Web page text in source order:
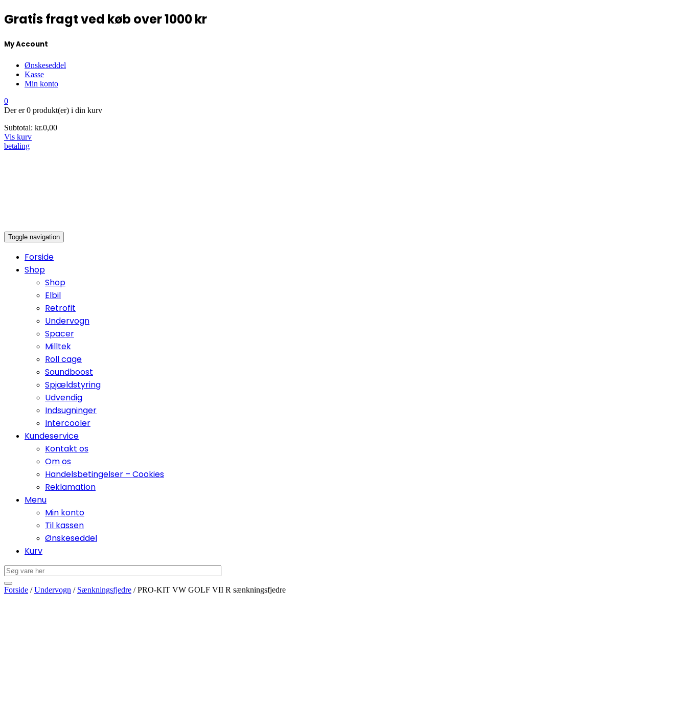
Gratis fragt ved køb over 1000 kr
My Account
Ønskeseddel
Kasse
Min konto
0
Der er0 produkt(er) i din kurv
Subtotal: kr.0,00
Vis kurv
betaling
Toggle navigation
Forside
Shop
Shop
Elbil
Retrofit
Undervogn
Spacer
Milltek
Roll cage
Soundboost
Spjældstyring
Udvendig
Indsugninger
Intercooler
Kundeservice
Kontakt os
Om os
Handelsbetingelser – Cookies
Reklamation
Menu
Min konto
Til kassen
Ønskeseddel
Kurv
Forside /Undervogn / Sænkningsfjedre / PRO-KIT VW GOLF VII R sænkningsfjedre